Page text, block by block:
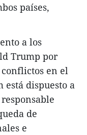
países,
a los
Trump por
en el
está dispuesto a
de
e